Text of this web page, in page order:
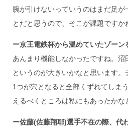
腕が引けないっていうのはまだ足が
とだと思うので、そこが課題ですか
ー京王電鉄杯から温めていたゾーン
あんまり機能しなかったですね。沼
というのが大きいかなと思います。
1つが穴となると全部くずれてしま
えるべくところは私にもあったかな
ー佐藤(佐藤翔耶)選手不在の際、代